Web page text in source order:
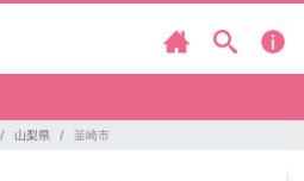
山梨県 韮崎市